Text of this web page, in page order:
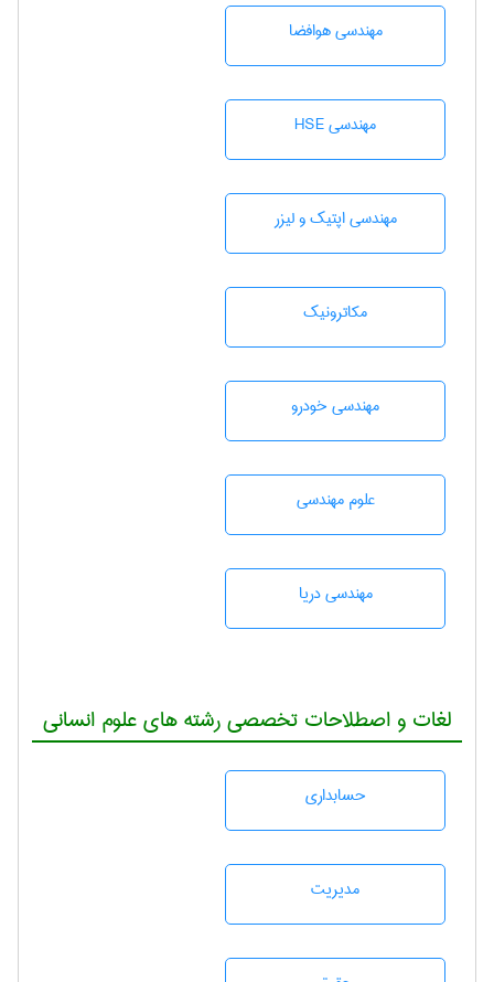
مهندسی هوافضا
مهندسی HSE
مهندسی اپتیک و لیزر
مکاترونیک
مهندسی خودرو
علوم مهندسی
مهندسی دریا
لغات و اصطلاحات تخصصی رشته های علوم انسانی
حسابداری
مديريت